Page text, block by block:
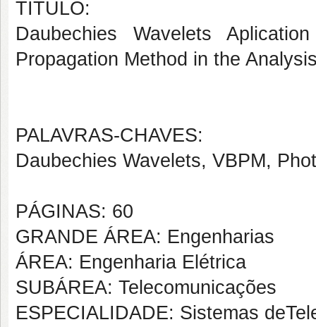
TÍTULO:
Daubechies Wavelets
Propagation Method in the
PALAVRAS-CHAVES:
Daubechies Wavelets, VBPM,
PÁGINAS: 60
GRANDE ÁREA: Engenharias
ÁREA: Engenharia Elétrica
SUBÁREA: Telecomunicações
ESPECIALIDADE: Sistemas